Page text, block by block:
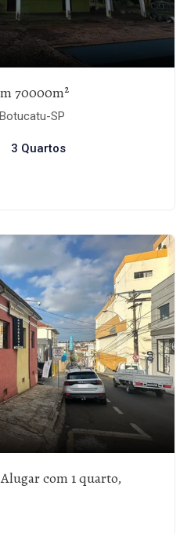
70000m²
SP
3 Quartos
com 1 quarto,